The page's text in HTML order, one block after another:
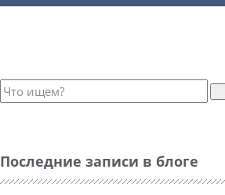
Последние записи в блоге